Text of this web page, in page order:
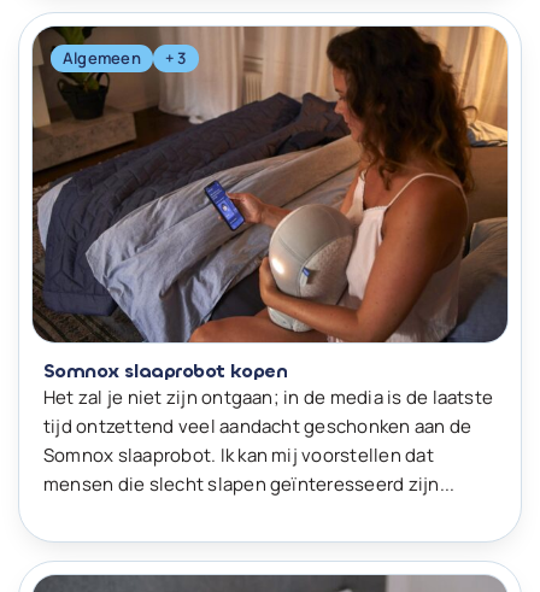
Algemeen + 3
Somnox slaaprobot kopen
Het zal je niet zijn ontgaan; in de media is de laatste
tijd ontzettend veel aandacht geschonken aan de
Somnox slaaprobot. Ik kan mij voorstellen dat
mensen die slecht slapen geïnteresseerd zijn...